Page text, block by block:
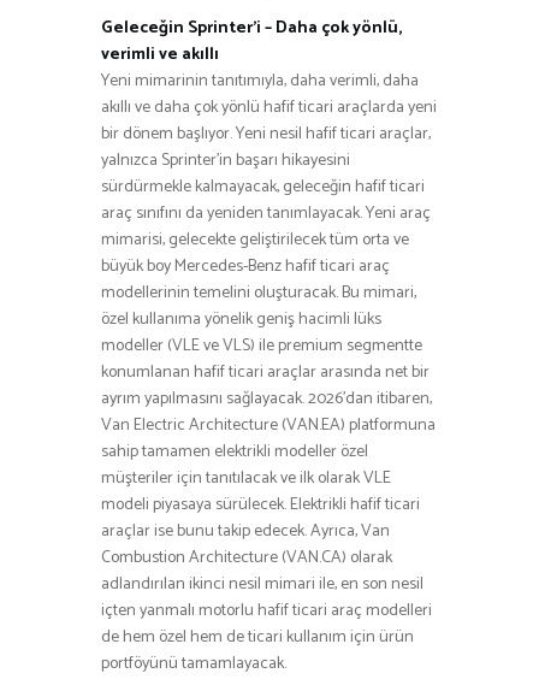
Geleceğin Sprinter’i – Daha çok yönlü,
verimli ve akıllı
Yeni mimarinin tanıtımıyla, daha verimli, daha
akıllı ve daha çok yönlü hafif ticari araçlarda yeni
bir dönem başlıyor. Yeni nesil hafif ticari araçlar,
yalnızca Sprinter’in başarı hikayesini
sürdürmekle kalmayacak, geleceğin hafif ticari
araç sınıfını da yeniden tanımlayacak. Yeni araç
mimarisi, gelecekte geliştirilecek tüm orta ve
büyük boy Mercedes-Benz hafif ticari araç
modellerinin temelini oluşturacak. Bu mimari,
özel kullanıma yönelik geniş hacimli lüks
modeller (VLE ve VLS) ile premium segmentte
konumlanan hafif ticari araçlar arasında net bir
ayrım yapılmasını sağlayacak. 2026’dan itibaren,
Van Electric Architecture (VAN.EA) platformuna
sahip tamamen elektrikli modeller özel
müşteriler için tanıtılacak ve ilk olarak VLE
modeli piyasaya sürülecek. Elektrikli hafif ticari
araçlar ise bunu takip edecek. Ayrıca, Van
Combustion Architecture (VAN.CA) olarak
adlandırılan ikinci nesil mimari ile, en son nesil
içten yanmalı motorlu hafif ticari araç modelleri
de hem özel hem de ticari kullanım için ürün
portföyünü tamamlayacak.